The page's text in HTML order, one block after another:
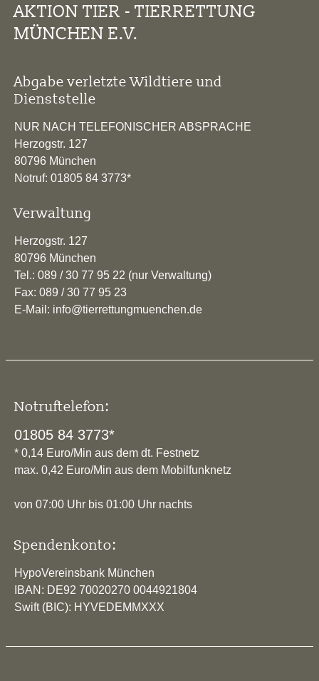
AKTION TIER - TIERRETTUNG
MÜNCHEN E.V.
Abgabe verletzte Wildtiere und
Dienststelle
NUR NACH TELEFONISCHER ABSPRACHE
Herzogstr. 127
80796 München
Notruf: 01805 84 3773*
Verwaltung
Herzogstr. 127
80796 München
Tel.: 089 / 30 77 95 22 (nur Verwaltung)
Fax: 089 / 30 77 95 23
E-Mail: info@tierrettungmuenchen.de
Notruftelefon:
01805 84 3773*
* 0,14 Euro/Min aus dem dt. Festnetz
max. 0,42 Euro/Min aus dem Mobilfunknetz
von 07:00 Uhr bis 01:00 Uhr nachts
Spendenkonto:
HypoVereinsbank München
IBAN: DE92 70020270 0044921804
Swift (BIC): HYVEDEMMXXX